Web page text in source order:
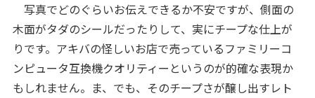
写真でどのぐらいお伝えできるか不安ですが、側面の
木面がタダのシールだったりして、実にチープな仕上が
りです。アキバの怪しいお店で売っているファミリーコ
ンピュータ互換機クオリティーというのが的確な表現か
もしれません。ま、でも、そのチープさが醸し出すレト